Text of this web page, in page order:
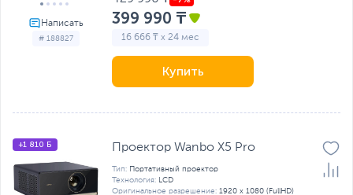
# 188827
399 990 ₸
16 666 ₸ x 24 мес
Купить
+1 810 Б Проектор Wanbo X5 Pro
Тип: Портативный проектор
Технология:
LCD
Оригинальное разрешение: 1920 x 1080 (FullHD)